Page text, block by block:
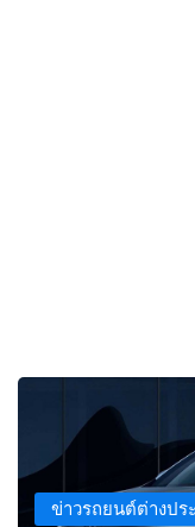
ข่าวรถยนต์ต่างปร